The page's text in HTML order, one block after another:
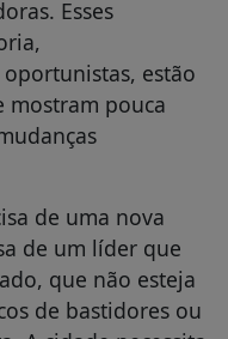
Esses
estão
mostram pouca
de uma nova
de um líder que
que não esteja
de bastidores ou